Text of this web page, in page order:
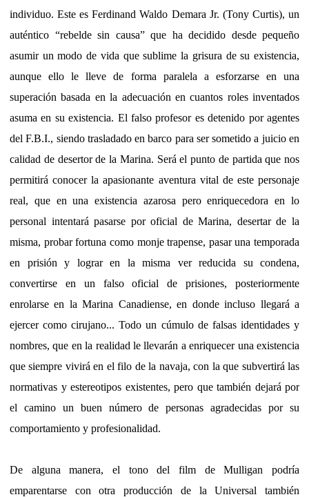
individuo. Este es Ferdinand Waldo Demara Jr. (Tony Curtis), un
auténtico “rebelde sin causa” que ha decidido desde pequeño
asumir un modo de vida que sublime la grisura de su existencia,
aunque ello le lleve de forma paralela a esforzarse en una
superación basada en la adecuación en cuantos roles inventados
asuma en su existencia. El falso profesor es detenido por agentes
del F.B.I., siendo trasladado en barco para ser sometido a juicio en
calidad de desertor de la Marina. Será el punto de partida que nos
permitirá conocer la apasionante aventura vital de este personaje
real, que en una existencia azarosa pero enriquecedora en lo
personal intentará pasarse por oficial de Marina, desertar de la
misma, probar fortuna como monje trapense, pasar una temporada
en prisión y lograr en la misma ver reducida su condena,
convertirse en un falso oficial de prisiones, posteriormente
enrolarse en la Marina Canadiense, en donde incluso llegará a
ejercer como cirujano... Todo un cúmulo de falsas identidades y
nombres, que en la realidad le llevarán a enriquecer una existencia
que siempre vivirá en el filo de la navaja, con la que subvertirá las
normativas y estereotipos existentes, pero que también dejará por
el camino un buen número de personas agradecidas por su
comportamiento y profesionalidad.
De alguna manera, el tono del film de Mulligan podría
emparentarse con otra producción de la Universal también